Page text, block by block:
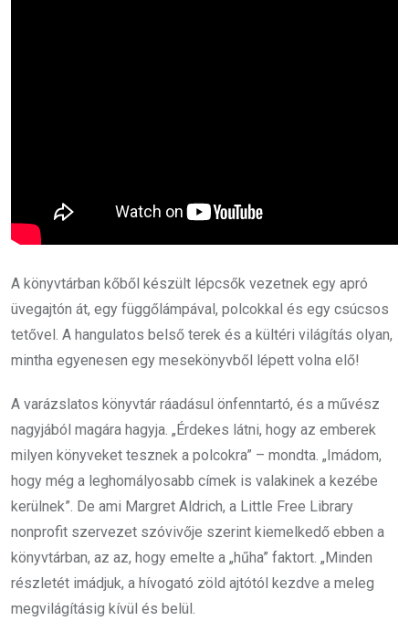
A könyvtárban kőből készült lépcsők vezetnek egy apró
üvegajtón át, egy függőlámpával, polcokkal és egy csúcsos
tetővel. A hangulatos belső terek és a kültéri világítás olyan,
mintha egyenesen egy mesekönyvből lépett volna elő!
A varázslatos könyvtár ráadásul önfenntartó, és a művész
nagyjából magára hagyja. „Érdekes látni, hogy az emberek
milyen könyveket tesznek a polcokra” – mondta. „Imádom,
hogy még a leghomályosabb címek is valakinek a kezébe
kerülnek”. De ami Margret Aldrich, a Little Free Library
nonprofit szervezet szóvivője szerint kiemelkedő ebben a
könyvtárban, az az, hogy emelte a „hűha” faktort. „Minden
részletét imádjuk, a hívogató zöld ajtótól kezdve a meleg
megvilágításig kívül és belül.